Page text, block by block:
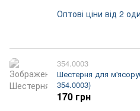
Оптові ціни від 2
354.0003
Шестерня для
354.0003)
170 грн